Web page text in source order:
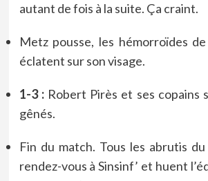
autant de fois à la suite. Ça craint.
Metz pousse, les hémorroïdes
éclatent sur son visage.
1-3 : Robert Pirès et ses copains
gênés.
Fin du match. Tous les abrutis
rendez-vous à Sinsinf’ et huent